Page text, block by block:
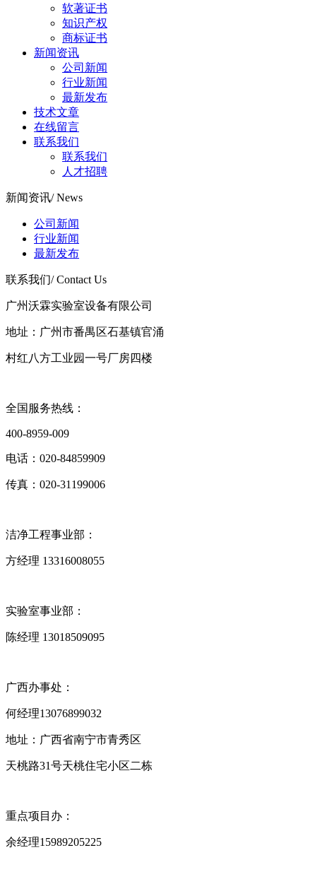
软著证书
知识产权
商标证书
新闻资讯
公司新闻
行业新闻
最新发布
技术文章
在线留言
联系我们
联系我们
人才招聘
新闻资讯/ News
公司新闻
行业新闻
最新发布
联系我们/ Contact Us
广州沃霖实验室设备有限公司
地址：广州市番禺区石基镇官涌
村红八方工业园一号厂房四楼
全国服务热线：
400-8959-009
电话：020-84859909
传真：020-31199006
洁净工程事业部：
方经理 13316008055
实验室事业部：
陈经理 13018509095
广西办事处：
何经理‭13076899032‬
地址：广西省南宁市青秀区
天桃路31号天桃住宅小区二栋
重点项目办：
余经理15989205225